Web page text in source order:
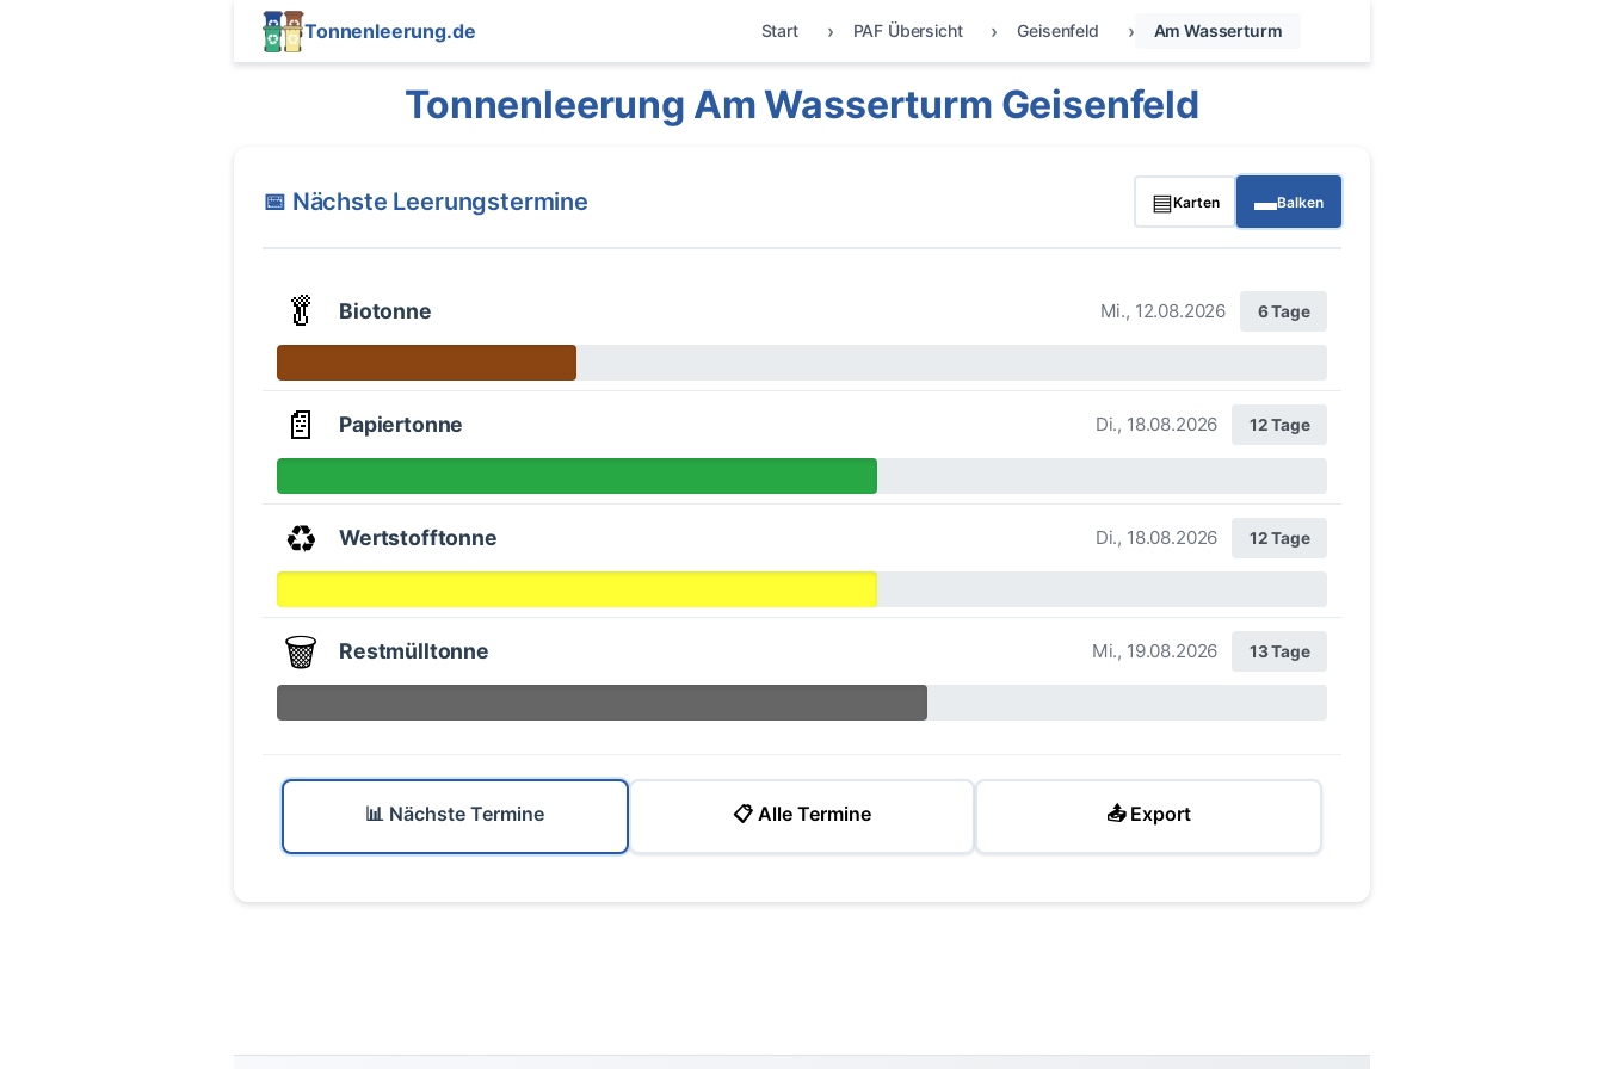
Tonnenleerung.de Start PAF Übersicht Geisenfeld Am Wasserturm
Tonnenleerung Am Wasserturm Geisenfeld
📅 Nächste Leerungstermine ▤Karten ▬Balken
🥬 Biotonne Mi., 12.08.2026 6 Tage
📄 Papiertonne Di., 18.08.2026 12 Tage
♻️ Wertstofftonne Di., 18.08.2026 12 Tage
🗑️ Restmülltonne Mi., 19.08.2026 13 Tage
📊 Nächste Termine 📋 Alle Termine 📤 Export